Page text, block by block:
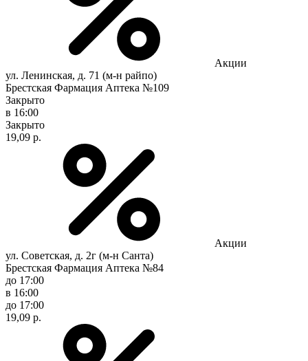
Акции
ул. Ленинская, д. 71 (м-н райпо)
Брестская Фармация Аптека №109
Закрыто
в 16:00
Закрыто
19,09 р.
Акции
ул. Советская, д. 2г (м-н Санта)
Брестская Фармация Аптека №84
до 17:00
в 16:00
до 17:00
19,09 р.